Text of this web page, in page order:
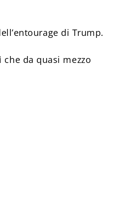
di Trump.
che da quasi mezzo